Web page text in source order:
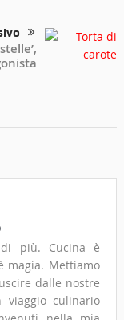
più. Cucina è
magia. Mettiamo
dalle nostre
viaggio culinario